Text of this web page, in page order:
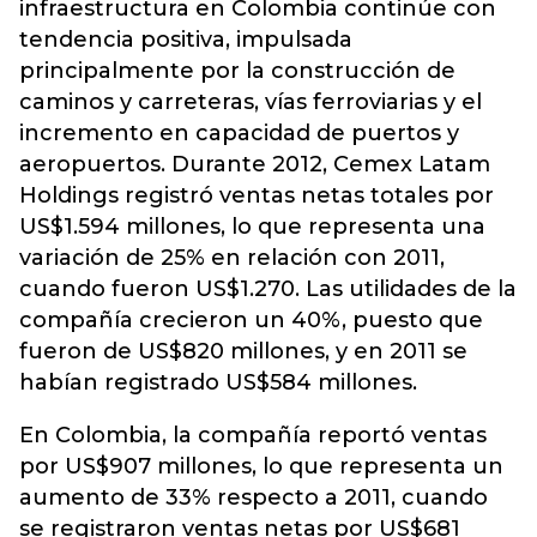
infraestructura en Colombia continúe con
tendencia positiva, impulsada
principalmente por la construcción de
caminos y carreteras, vías ferroviarias y el
incremento en capacidad de puertos y
aeropuertos. Durante 2012, Cemex Latam
Holdings registró ventas netas totales por
US$1.594 millones, lo que representa una
variación de 25% en relación con 2011,
cuando fueron US$1.270. Las utilidades de la
compañía crecieron un 40%, puesto que
fueron de US$820 millones, y en 2011 se
habían registrado US$584 millones.
En Colombia, la compañía reportó ventas
por US$907 millones, lo que representa un
aumento de 33% respecto a 2011, cuando
se registraron ventas netas por US$681